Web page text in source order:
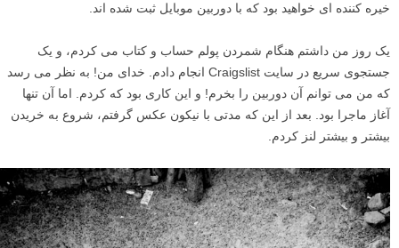
خیره کننده ای خواهید بود که با دوربین موبایل ثبت شده اند.
یک روز من داشتم هنگام شمردن پولم حساب و کتاب می کردم، و یک
جستجوی سریع در سایت Craigslist انجام دادم. خدای من! به نظر می رسد
که من می توانم آن دوربین را بخرم! و این کاری بود که کردم. اما آن تنها
آغاز ماجرا بود. بعد از این که مدتی با نیکون عکس گرفتم، شروع به خریدن
بیشتر و بیشتر لنز کردم.